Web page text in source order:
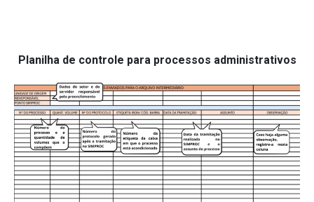
Planilha de controle para processos administrativos